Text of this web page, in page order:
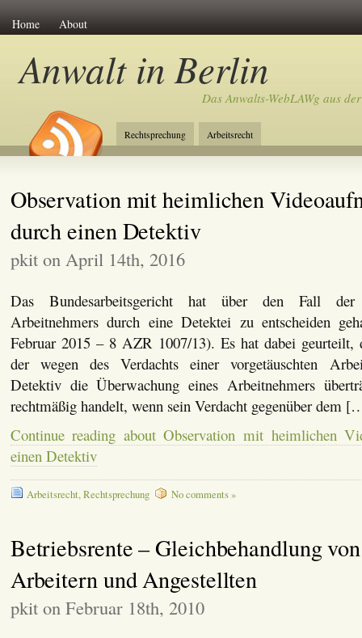
Home About
Anwalt in Berlin
Das Anwalts-WebLAWg aus
Rechtsprechung Arbeitsrecht
Observation mit heimlichen
durch einen Detektiv
pkit on April 14th, 2016
Das Bundesarbeitsgericht hat über den Fall der
Arbeitnehmers durch eine Detektei zu entscheiden
Februar 2015 – 8 AZR 1007/13). Es hat dabei geurteilt,
der wegen des Verdachts einer vorgetäuschten
Detektiv die Überwachung eines Arbeitnehmers
rechtmäßig handelt, wenn sein Verdacht gegenüber dem
Continue reading about Observation mit heimlichen
einen Detektiv
Arbeitsrecht,Rechtsprechung No comments »
Betriebsrente – Gleichbehandlung von
Arbeitern und Angestellten
pkit on Februar 18th, 2010